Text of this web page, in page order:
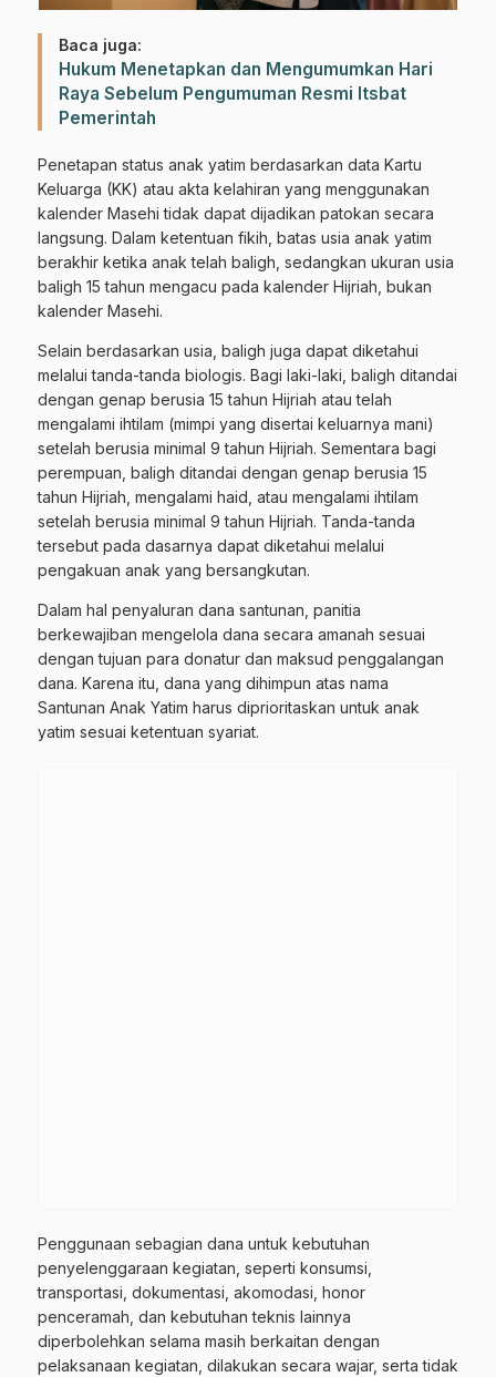
Baca juga:
Hukum Menetapkan dan Mengumumkan Hari
Raya Sebelum Pengumuman Resmi Itsbat
Pemerintah
Penetapan status anak yatim berdasarkan data Kartu
Keluarga (KK) atau akta kelahiran yang menggunakan
kalender Masehi tidak dapat dijadikan patokan secara
langsung. Dalam ketentuan fikih, batas usia anak yatim
berakhir ketika anak telah baligh, sedangkan ukuran usia
baligh 15 tahun mengacu pada kalender Hijriah, bukan
kalender Masehi.
Selain berdasarkan usia, baligh juga dapat diketahui
melalui tanda-tanda biologis. Bagi laki-laki, baligh ditandai
dengan genap berusia 15 tahun Hijriah atau telah
mengalami ihtilam (mimpi yang disertai keluarnya mani)
setelah berusia minimal 9 tahun Hijriah. Sementara bagi
perempuan, baligh ditandai dengan genap berusia 15
tahun Hijriah, mengalami haid, atau mengalami ihtilam
setelah berusia minimal 9 tahun Hijriah. Tanda-tanda
tersebut pada dasarnya dapat diketahui melalui
pengakuan anak yang bersangkutan.
Dalam hal penyaluran dana santunan, panitia
berkewajiban mengelola dana secara amanah sesuai
dengan tujuan para donatur dan maksud penggalangan
dana. Karena itu, dana yang dihimpun atas nama
Santunan Anak Yatim harus diprioritaskan untuk anak
yatim sesuai ketentuan syariat.
Penggunaan sebagian dana untuk kebutuhan
penyelenggaraan kegiatan, seperti konsumsi,
transportasi, dokumentasi, akomodasi, honor
penceramah, dan kebutuhan teknis lainnya
diperbolehkan selama masih berkaitan dengan
pelaksanaan kegiatan, dilakukan secara wajar, serta tidak